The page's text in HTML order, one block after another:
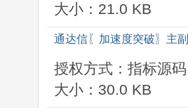
大小：21.0 KB
通达信〖加速度突破〗主
授权方式：指标源码
大小：30.0 KB